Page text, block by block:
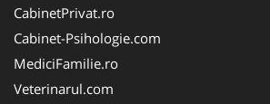
CabinetPrivat.ro
Cabinet-Psihologie.com
MediciFamilie.ro
Veterinarul.com